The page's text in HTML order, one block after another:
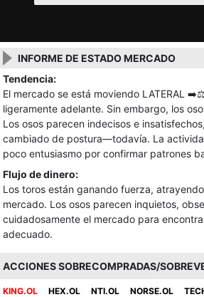
INFORME DE ESTADO MERCADO
Tendencia:
El mercado se está moviendo LATERAL
ligeramente adelante. Sin embargo, los
Los osos parecen indecisos e
cambiado de postura—todavía. La
poco entusiasmo por confirmar patrones
Flujo de dinero:
Los toros están ganando fuerza,
mercado. Los osos parecen inquietos,
cuidadosamente el mercado para
adecuado.
ACCIONES SOBRECOMPRADAS/
KING.OL HEX.OL NTI.OL NORSE.OL